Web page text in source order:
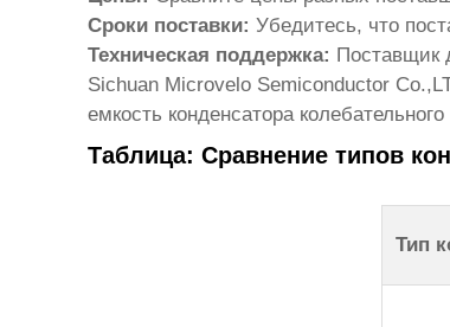
Сроки поставки: Убедитесь, что
Техническая поддержка: Поставщик
Sichuan Microvelo Semiconductor
емкость конденсатора колебательного
Таблица: Сравнение типов
Тип